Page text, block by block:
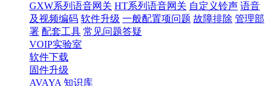
GXW系列语音网关 HT系列语音网关 自定义铃声 语音
及视频编码 软件升级 一般配置项问题 故障排除 管理部
署 配套工具 常见问题答疑
VOIP实验室
软件下载
固件升级
AVAYA 知识库